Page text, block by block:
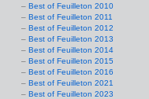
Best of Feuilleton 2010
Best of Feuilleton 2011
Best of Feuilleton 2012
Best of Feuilleton 2013
Best of Feuilleton 2014
Best of Feuilleton 2015
Best of Feuilleton 2016
Best of Feuilleton 2021
Best of Feuilleton 2023